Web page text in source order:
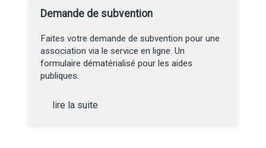
Demande de subvention
Faites votre demande de subvention pour une
association via le service en ligne. Un
formulaire dématérialisé pour les aides
publiques.
lire la suite